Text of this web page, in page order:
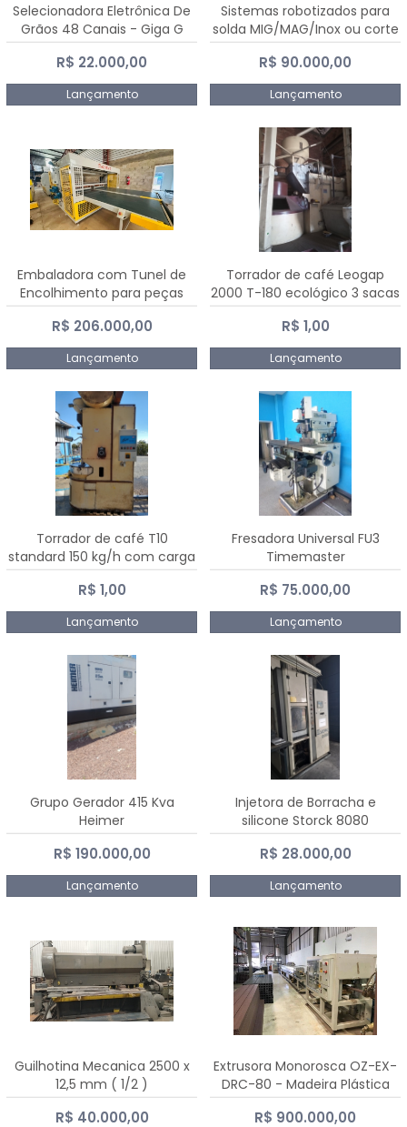
Selecionadora Eletrônica De
Grãos 48 Canais - Giga G
10000
R$ 22.000,00
Lançamento
Sistemas robotizados para
solda MIG/MAG/Inox ou corte
plasma
R$ 90.000,00
Lançamento
Embaladora com Tunel de
Encolhimento para peças
grandes portas janelas -
Dalmak
R$ 206.000,00
Lançamento
Torrador de café Leogap
2000 T-180 ecológico 3 sacas
de carga 540 kg/h
R$ 1,00
Lançamento
Torrador de café T10
standard 150 kg/h com carga
de 10 kg
R$ 1,00
Lançamento
Fresadora Universal FU3
Timemaster
R$ 75.000,00
Lançamento
Grupo Gerador 415 Kva
Heimer
R$ 190.000,00
Lançamento
Injetora de Borracha e
silicone Storck 8080
R$ 28.000,00
Lançamento
Guilhotina Mecanica 2500 x
12,5 mm ( 1/2 )
R$ 40.000,00
Extrusora Monorosca OZ-EX-
DRC-80 - Madeira Plástica
R$ 900.000,00